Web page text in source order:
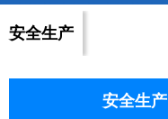
安全生产
安全生产